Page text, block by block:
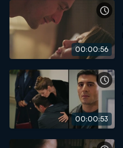
00:00:56
00:00:53